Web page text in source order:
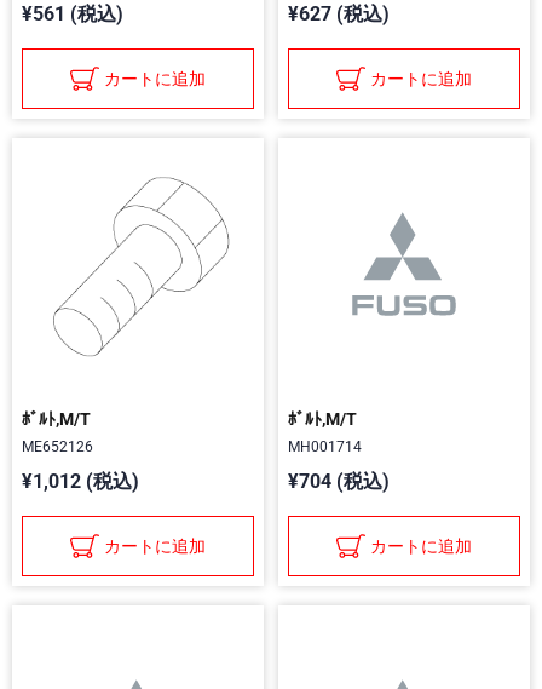
¥561 (税込)
カートに追加
¥627 (税込)
カートに追加
ﾎﾞﾙﾄ,M/T
ME652126
¥1,012 (税込)
カートに追加
ﾎﾞﾙﾄ,M/T
MH001714
¥704 (税込)
カートに追加